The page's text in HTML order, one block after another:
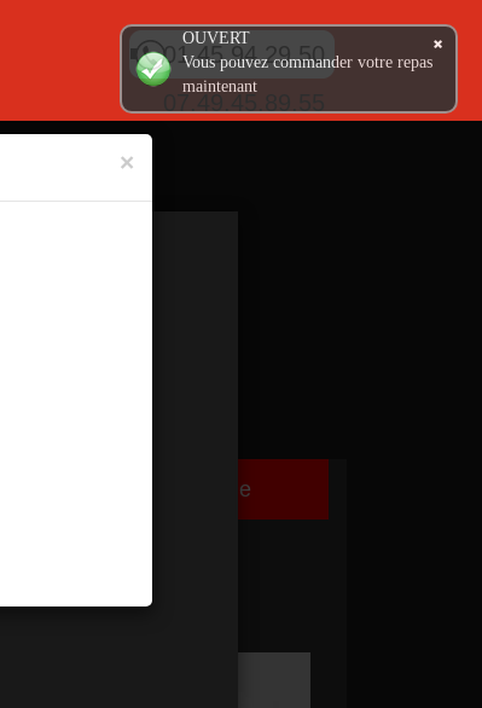
01.45.94.29.50
Ma Commande
×
OUVERT
Vous pouvez commander votre repas
maintenant